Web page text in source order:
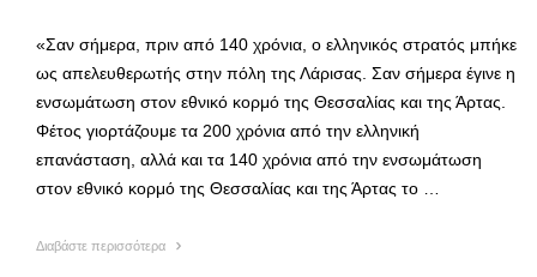
«Σαν σήμερα, πριν από 140 χρόνια, ο ελληνικός στρατός μπήκε
ως απελευθερωτής στην πόλη της Λάρισας. Σαν σήμερα έγινε η
ενσωμάτωση στον εθνικό κορμό της Θεσσαλίας και της Άρτας.
Φέτος γιορτάζουμε τα 200 χρόνια από την ελληνική
επανάσταση, αλλά και τα 140 χρόνια από την ενσωμάτωση
στον εθνικό κορμό της Θεσσαλίας και της Άρτας το …
Διαβάστε περισσότερα